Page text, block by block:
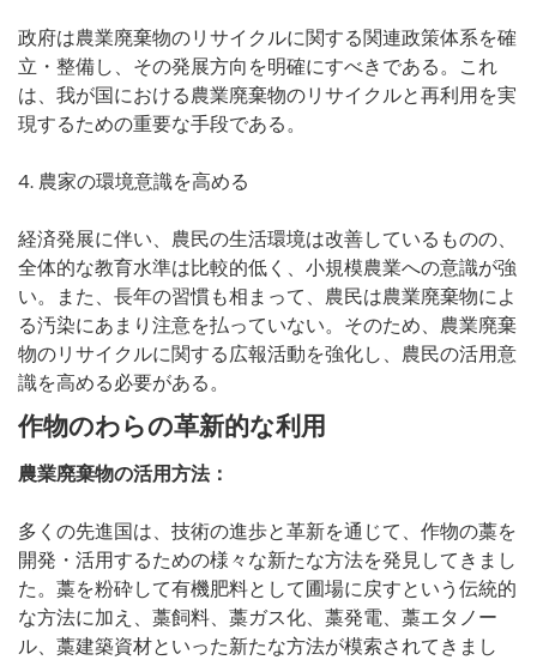
政府は農業廃棄物のリサイクルに関する関連政策体系を確
立・整備し、その発展方向を明確にすべきである。これ
は、我が国における農業廃棄物のリサイクルと再利用を実
現するための重要な手段である。
4. 農家の環境意識を高める
経済発展に伴い、農民の生活環境は改善しているものの、
全体的な教育水準は比較的低く、小規模農業への意識が強
い。また、長年の習慣も相まって、農民は農業廃棄物によ
る汚染にあまり注意を払っていない。そのため、農業廃棄
物のリサイクルに関する広報活動を強化し、農民の活用意
識を高める必要がある。
作物のわらの革新的な利用
農業廃棄物の活用方法：
多くの先進国は、技術の進歩と革新を通じて、作物の藁を
開発・活用するための様々な新たな方法を発見してきまし
た。藁を粉砕して有機肥料として圃場に戻すという伝統的
な方法に加え、藁飼料、藁ガス化、藁発電、藁エタノー
ル、藁建築資材といった新たな方法が模索されてきまし